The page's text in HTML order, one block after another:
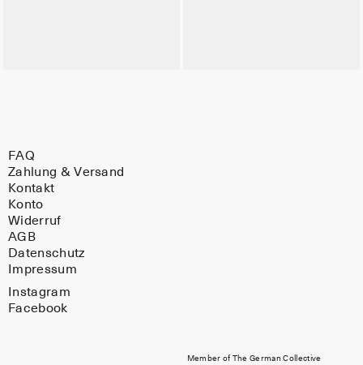
FAQ
Zahlung & Versand
Kontakt
Konto
Widerruf
AGB
Datenschutz
Impressum
Member of The German Collective
Instagram
Facebook